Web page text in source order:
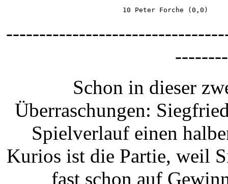
10 Peter Forche (0,0)
Schon in dieser
Überraschungen:
Spielverlauf einen
Kurios ist die Partie, weil
fast schon auf